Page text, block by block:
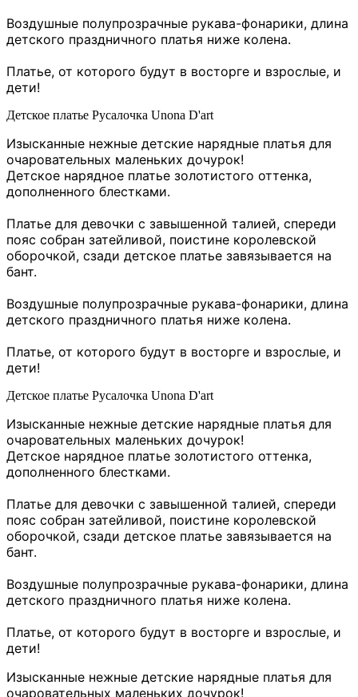
Воздушные полупрозрачные рукава-фонарики, длина
детского праздничного платья ниже колена.
Платье, от которого будут в восторге и взрослые, и
дети!
Детское платье Русалочка Unona D'art
Изысканные нежные детские нарядные платья для
очаровательных маленьких дочурок!
Детское нарядное платье золотистого оттенка,
дополненного блестками.
Платье для девочки с завышенной талией, спереди
пояс собран затейливой, поистине королевской
оборочкой, сзади детское платье завязывается на
бант.
Воздушные полупрозрачные рукава-фонарики, длина
детского праздничного платья ниже колена.
Платье, от которого будут в восторге и взрослые, и
дети!
Детское платье Русалочка Unona D'art
Изысканные нежные детские нарядные платья для
очаровательных маленьких дочурок!
Детское нарядное платье золотистого оттенка,
дополненного блестками.
Платье для девочки с завышенной талией, спереди
пояс собран затейливой, поистине королевской
оборочкой, сзади детское платье завязывается на
бант.
Воздушные полупрозрачные рукава-фонарики, длина
детского праздничного платья ниже колена.
Платье, от которого будут в восторге и взрослые, и
дети!
Изысканные нежные детские нарядные платья для
очаровательных маленьких дочурок!